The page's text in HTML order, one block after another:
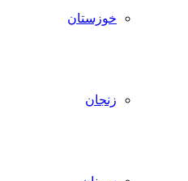
خوزستان
زنجان